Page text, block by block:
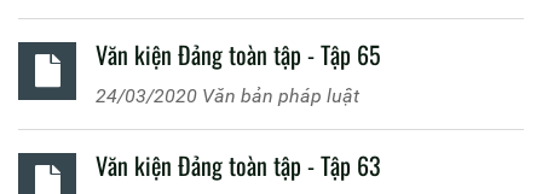
Văn kiện Đảng toàn tập - Tập 65
24/03/2020 Văn bản pháp luật
Văn kiện Đảng toàn tập - Tập 63